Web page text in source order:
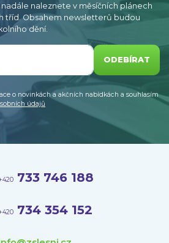
nadále naleznete v měsíčních plánech
tříd. Obsahem newsletterů budou
dění.
ODEBÍRAT
o novinkách a akčních nabídkách a souhlasím
údajů
733 746 188
734 354 152